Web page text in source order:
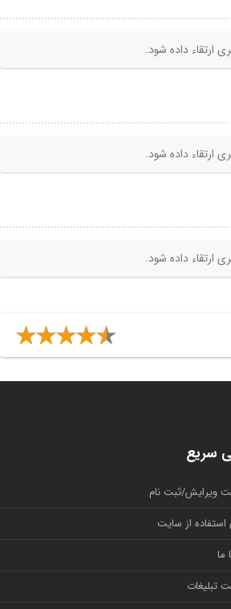
ارتقاء داده شود.
ارتقاء داده شود.
ارتقاء داده شود.
سریع
ویرایش/ثبت نام
استفاده از سایت
ما
تبلیغات